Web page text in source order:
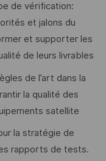
de vérification:
et jalons du
et supporter les
de leurs livrables
de l’art dans la
la qualité des
satellite
la stratégie de
rapports de tests.